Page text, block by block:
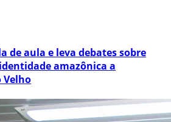
de aula e leva debates sobre
amazônica a
Velho